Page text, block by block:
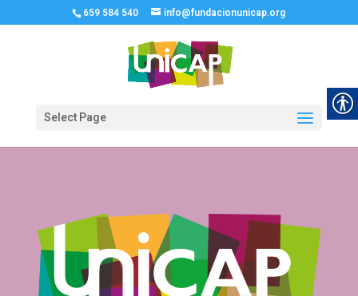
659 584 540 info@fundacionunicap.org
Select Page